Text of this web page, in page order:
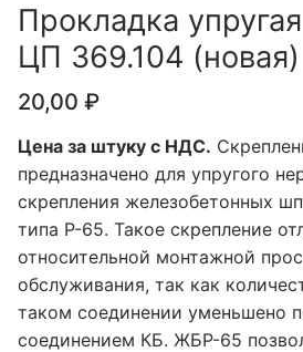
Прокладка
ЦП 369.104 (новая)
20,00 ₽
Цена за штуку с НДС.
предназначено для упругого
скрепления железобетонных
типа Р-65. Такое скрепление
относительной монтажной
обслуживания, так как
таком соединении уменьшено
соединением КБ. ЖБР-65